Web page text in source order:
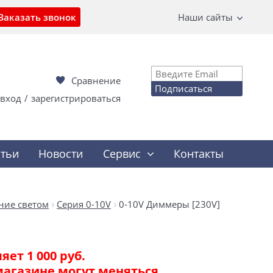
звонок Наши сайты
Сравнение
вход / зарегистрироваться
Подписаться
Новости Сервис Контакты
светом Серия 0-10V 0-10V Диммеры [230V]
1 000 руб.